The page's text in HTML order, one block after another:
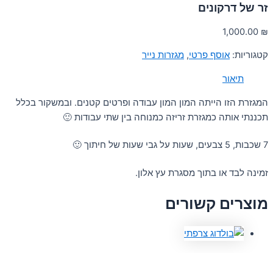
זר של דרקונים
1,000.00 ₪
קטגוריות: אוסף פרטי, מגזרות נייר
תיאור
המגזרת הזו הייתה המון המון עבודה ופרטים קטנים. ובמשקור בכלל
תכננתי אותה כמגזרת זריזה כמנוחה בין שתי עבודות 🙂
7 שכבות, 5 צבעים, שעות על גבי שעות של חיתוך 🙂
זמינה לבד או בתוך מסגרת עץ אלון.
מוצרים קשורים